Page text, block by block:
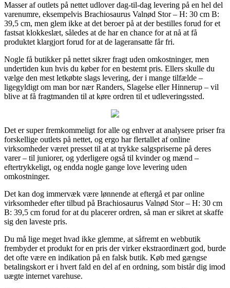
Masser af outlets på nettet udlover dag-til-dag levering på en hel del
varenumre, eksempelvis Brachiosaurus Valnød Stor – H: 30 cm B:
39,5 cm, men glem ikke at det beroer på at der bestilles forud for et
fastsat klokkeslæt, således at de har en chance for at nå at få
produktet klargjort forud for at de lageransatte får fri.
Nogle få butikker på nettet sikrer fragt uden omkostninger, men
undertiden kun hvis du køber for en bestemt pris. Ellers skulle du
vælge den mest letkøbte slags levering, der i mange tilfælde –
ligegyldigt om man bor nær Randers, Slagelse eller Hinnerup – vil
blive at få fragtmanden til at køre ordren til et udleveringssted.
Det er super fremkommeligt for alle og enhver at analysere priser fra
forskellige outlets på nettet, og ergo har flertallet af online
virksomheder været presset til at at trykke salgspriserne på deres
varer – til juniorer, og yderligere også til kvinder og mænd –
eftertrykkeligt, og endda nogle gange love levering uden
omkostninger.
Det kan dog immervæk være lønnende at eftergå et par online
virksomheder efter tilbud på Brachiosaurus Valnød Stor – H: 30 cm
B: 39,5 cm forud for at du placerer ordren, så man er sikret at skaffe
sig den laveste pris.
Du må lige meget hvad ikke glemme, at såfremt en webbutik
frembyder et produkt for en pris der virker ekstraordinært god, burde
det ofte være en indikation på en falsk butik. Køb med gængse
betalingskort er i hvert fald en del af en ordning, som bistår dig imod
uægte internet varehuse.